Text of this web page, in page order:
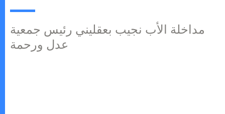
مداخلة الأب نجيب بعقليني رئيس جمعية
عدل ورحمة